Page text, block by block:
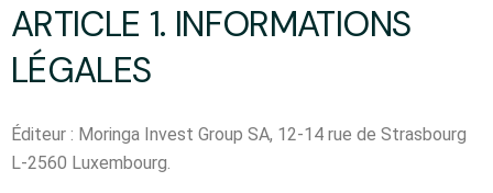
ARTICLE 1. INFORMATIONS
LÉGALES
Éditeur : Moringa Invest Group SA, 12-14 rue de Strasbourg
L-2560 Luxembourg.